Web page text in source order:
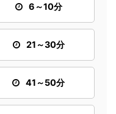
6～10分
21～30分
41～50分